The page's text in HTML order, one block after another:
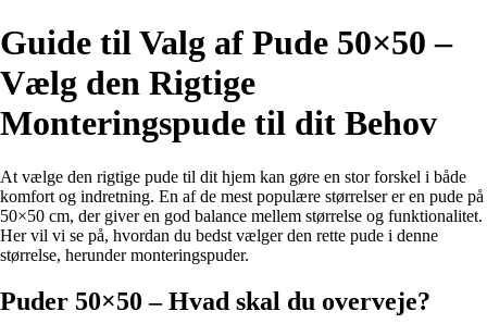
Guide til Valg af Pude 50×50 –
Vælg den Rigtige
Monteringspude til dit Behov
At vælge den rigtige pude til dit hjem kan gøre en stor forskel i både
komfort og indretning. En af de mest populære størrelser er en pude på
50×50 cm, der giver en god balance mellem størrelse og funktionalitet.
Her vil vi se på, hvordan du bedst vælger den rette pude i denne
størrelse, herunder monteringspuder.
Puder 50×50 – Hvad skal du overveje?